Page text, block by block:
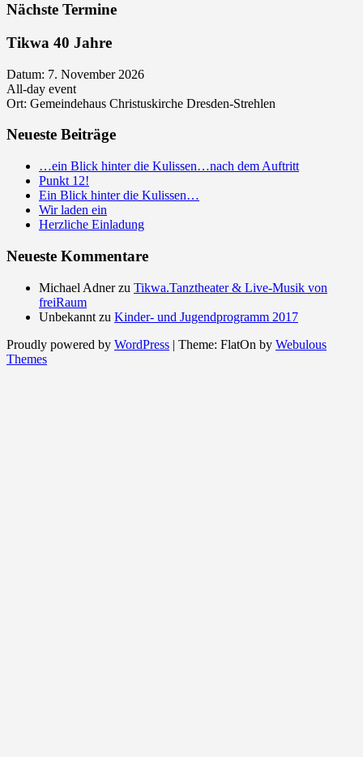
Nächste Termine
Tikwa 40 Jahre
Datum: 7. November 2026
All-day event
Ort: Gemeindehaus Christuskirche Dresden-Strehlen
Neueste Beiträge
…ein Blick hinter die Kulissen…nach dem Auftritt
Punkt 12!
Ein Blick hinter die Kulissen…
Wir laden ein
Herzliche Einladung
Neueste Kommentare
Michael Adnerzu Tikwa.Tanztheater & Live-Musik von
freiRaum
Unbekannt zu Kinder- und Jugendprogramm 2017
Proudly powered by WordPress | Theme: FlatOn by Webulous
Themes